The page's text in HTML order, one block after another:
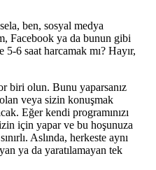
ben, sosyal medya
Facebook ya da bunun gibi
6 saat harcamak mı? Hayır,
biri olun. Bunu yaparsanız
veya sizin konuşmak
Eğer kendi programınızı
için yapar ve bu hoşunuza
Aslında, herkeste aynı
ya da yaratılamayan tek